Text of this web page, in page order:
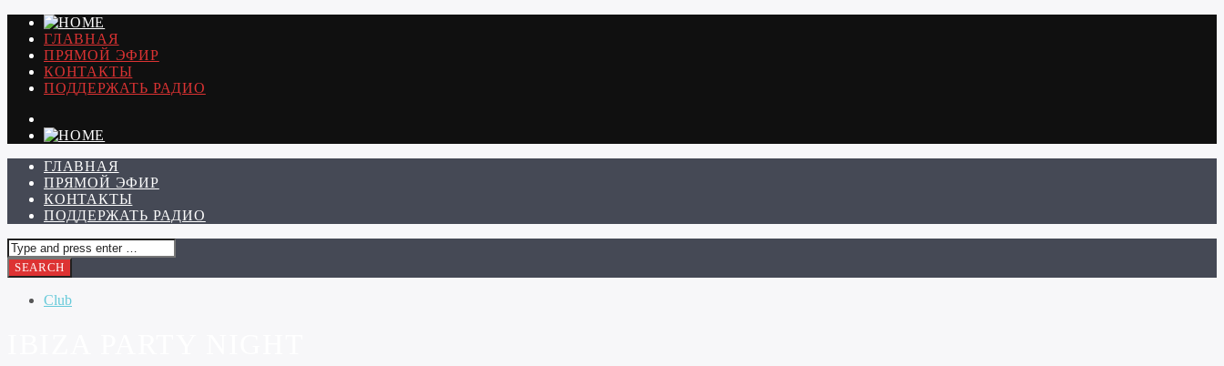
ГЛАВНАЯ
ПРЯМОЙ ЭФИР
КОНТАКТЫ
ПОДДЕРЖАТЬ РАДИО
ГЛАВНАЯ
ПРЯМОЙ ЭФИР
КОНТАКТЫ
ПОДДЕРЖАТЬ РАДИО
Club